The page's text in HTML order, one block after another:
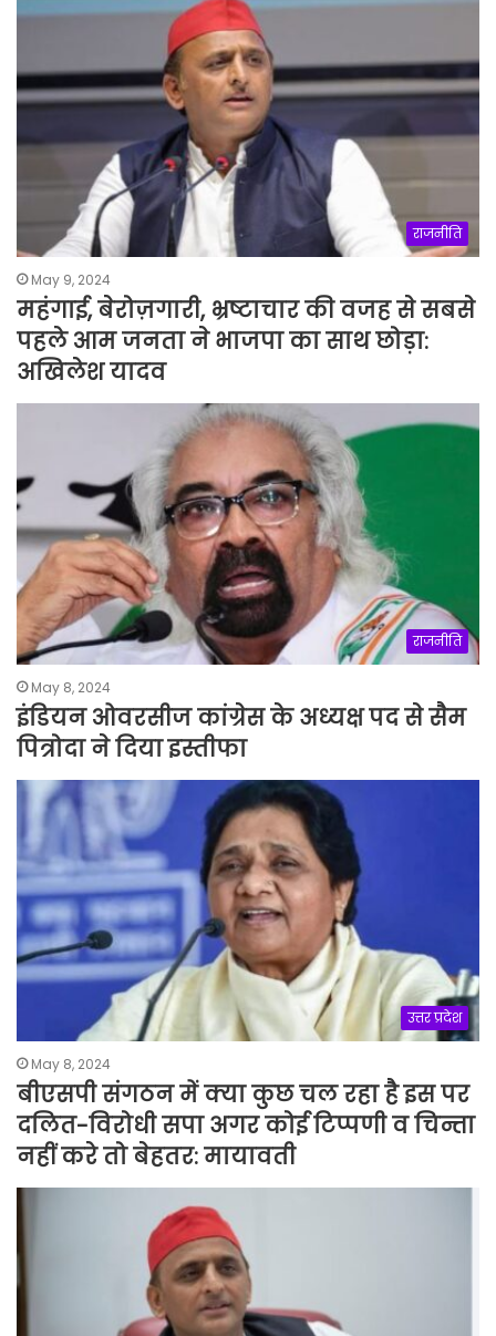
राजनीति
May 9, 2024
महंगाई, बेरोज़गारी, भ्रष्टाचार की वजह से सबसे
पहले आम जनता ने भाजपा का साथ छोड़ा:
अखिलेश यादव
राजनीति
May 8, 2024
इंडियन ओवरसीज कांग्रेस के अध्यक्ष पद से सैम
पित्रोदा ने दिया इस्तीफा
उत्तर प्रदेश
May 8, 2024
बीएसपी संगठन में क्या कुछ चल रहा है इस पर
दलित-विरोधी सपा अगर कोई टिप्पणी व चिन्ता
नहीं करे तो बेहतर: मायावती